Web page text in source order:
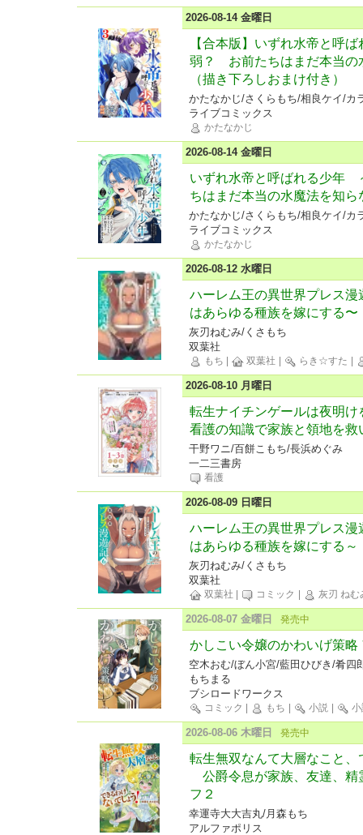
2026-08-14 金曜日
【合本版】いずれ水帝と呼
弱？ お前たちはまだ本当の
（描き下ろしおまけ付き）
かたなかじ/さくらもち/相良ケイ/カ
ライブコミックス
かたなかじ
2026-08-14 金曜日
いずれ水帝と呼ばれる少年
ちはまだ本当の水魔法を知ら
かたなかじ/さくらもち/相良ケイ/カ
ライブコミックス
かたなかじ
2026-08-12 水曜日
ハーレム王の異世界プレス
はあらゆる種族を嫁にする〜
灰刃ねむみ/くさもち
双葉社
もち 双葉社 らき☆すた
2026-08-10 月曜日
転生ナイチンゲールは夜明
看護の知識で家族と領地を
干野ワニ/百餅こもち/長浜めぐみ
一二三書房
看護
2026-08-09 日曜日
ハーレム王の異世界プレス
はあらゆる種族を嫁にする～
灰刃ねむみ/くさもち
双葉社
双葉社 コミック 灰刃 ねむ
2026-08-07 金曜日 発売中
かしこい令嬢のかわいげ策
空木おむ/ぼん小宮/藍田ひびき/肴四
もちまる
ブシロードワークス
コミック もち 小説
2026-08-06 木曜日 発売中
転生無双なんて大層なこと
公爵令息が家族、友達、精
フ２
幸運寺大大吉丸/月森もち
アルファポリス